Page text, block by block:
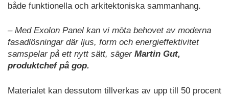
både funktionella och arkitektoniska sammanhang.
– Med Exolon Panel kan vi möta behovet av moderna
fasadlösningar där ljus, form och energieffektivitet
samspelar på ett nytt sätt, säger Martin Gut,
produktchef på gop.
Materialet kan dessutom tillverkas av upp till 50 procent